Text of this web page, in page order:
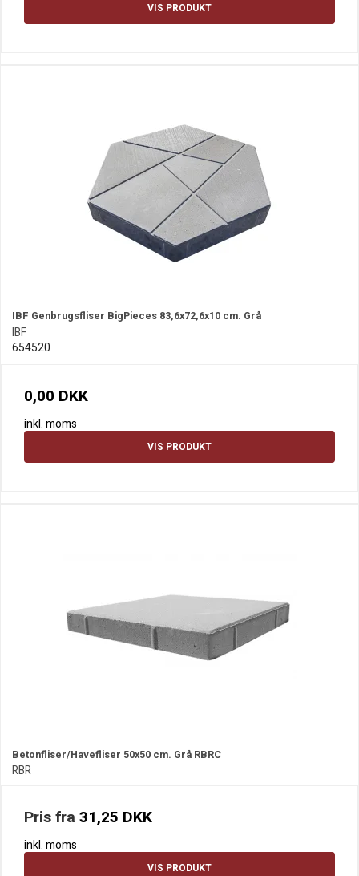
VIS PRODUKT
IBF Genbrugsfliser BigPieces 83,6x72,6x10 cm. Grå
IBF
654520
0,00 DKK
inkl. moms
VIS PRODUKT
Betonfliser/Havefliser 50x50 cm. Grå RBRC
RBR
Pris fra 31,25 DKK
inkl. moms
VIS PRODUKT